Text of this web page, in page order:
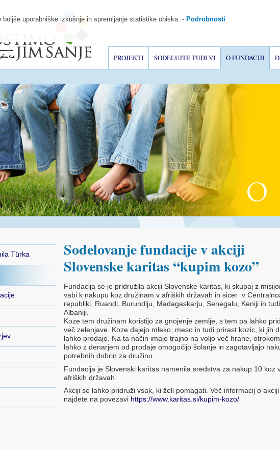
uporabniške izkušnje in spremljanje statistike obiska. - Podrobnosti
PROJEKTI SODELUJTE TUDI VI O FUNDACIJI
Türka
Sodelovanje fundacije v akciji
Slovenske karitas “kupim kozo”
Fundacija se je pridružila akciji Slovenske karitas, ki skupaj z
vabi k nakupu koz družinam v afriških državah in sicer v
republiki, Ruandi, Burundiju, Madagaskarju, Senegalu, Keniji in
Albaniji.
Koze tem družinam koristijo za gnojenje zemlje, s tem pa lahko
več zelenjave. Koze dajejo mleko, meso in tudi prirast kozic, ki jih
lahko prodajo. Na ta način imajo trajno na voljo več hrane,
lahko z denarjem od prodaje omogočijo šolanje in zagotavljajo
potrebnih dobrin za družino.
Fundacija je Slovenski karitas namenila sredstva za nakup 10 koz
afriških državah.
Akciji se lahko pridruži vsak, ki želi pomagati. Več informacij o akciji
najdete na povezavi https://www.karitas.si/kupim-kozo/